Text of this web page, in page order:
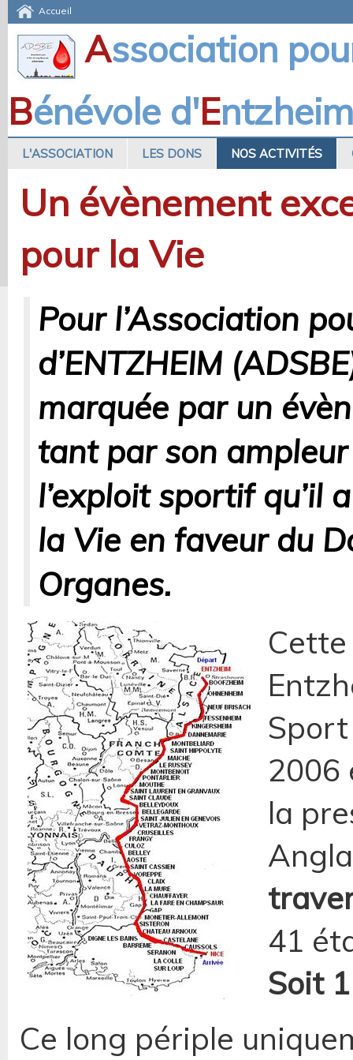
Accueil
Association
Bénévole d'Entzheim
L'ASSOCIATION LES DONS NOS ACTIVITÉS
Un évènement
pour la Vie
Pour l’Association
d’ENTZHEIM
marquée par un
tant par son
l’exploit sportif qu’il
la Vie en faveur du
Organes.
Sport
2006
la
41
Soit
Ce long périple